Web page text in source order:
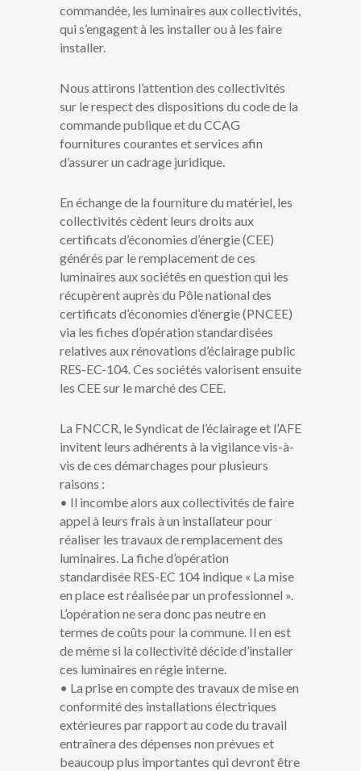
commandée, les luminaires aux collectivités,
qui s’engagent à les installer ou à les faire
installer.
Nous attirons l’attention des collectivités
sur le respect des dispositions du code de la
commande publique et du CCAG
fournitures courantes et services afin
d’assurer un cadrage juridique.
En échange de la fourniture du matériel, les
collectivités cèdent leurs droits aux
certificats d’économies d’énergie (CEE)
générés par le remplacement de ces
luminaires aux sociétés en question qui les
récupèrent auprès du Pôle national des
certificats d’économies d’énergie (PNCEE)
via les fiches d’opération standardisées
relatives aux rénovations d’éclairage public
RES-EC-104. Ces sociétés valorisent ensuite
les CEE sur le marché des CEE.
La FNCCR, le Syndicat de l’éclairage et l’AFE
invitent leurs adhérents à la vigilance vis-à-
vis de ces démarchages pour plusieurs
raisons :
• Il incombe alors aux collectivités de faire
appel à leurs frais à un installateur pour
réaliser les travaux de remplacement des
luminaires. La fiche d’opération
standardisée RES-EC 104 indique « La mise
en place est réalisée par un professionnel ».
L’opération ne sera donc pas neutre en
termes de coûts pour la commune. Il en est
de même si la collectivité décide d’installer
ces luminaires en régie interne.
• La prise en compte des travaux de mise en
conformité des installations électriques
extérieures par rapport au code du travail
entraînera des dépenses non prévues et
beaucoup plus importantes qui devront être